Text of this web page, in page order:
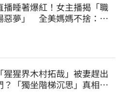
播睡著爆紅！女主播揭「職
惡夢」 全美媽媽不捨：大
「猩猩界木村拓哉」被妻趕出
？「獨坐階梯沉思」真相大